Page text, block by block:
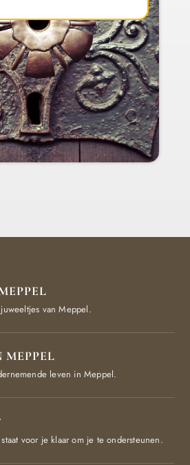
van Meppel.
MEPPEL
leven in Meppel.
voor je klaar om je te ondersteunen.